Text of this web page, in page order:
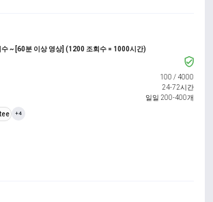
~ [60분 이상 영상] (1200 조회수 = 1000시간)
100 /4000
24-72시간
일일 200-400개
+4